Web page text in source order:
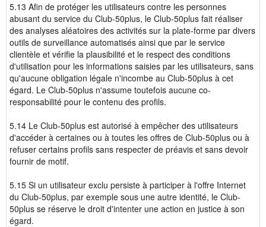
5.13 Afin de protéger les utilisateurs contre les personnes
abusant du service du Club-50plus, le Club-50plus fait réaliser
des analyses aléatoires des activités sur la plate-forme par divers
outils de surveillance automatisés ainsi que par le service
clientèle et vérifie la plausibilité et le respect des conditions
d'utilisation pour les informations saisies par les utilisateurs, sans
qu'aucune obligation légale n'incombe au Club-50plus à cet
égard. Le Club-50plus n'assume toutefois aucune co-
responsabilité pour le contenu des profils.
5.14 Le Club-50plus est autorisé à empêcher des utilisateurs
d'accéder à certaines ou à toutes les offres de Club-50plus ou à
refuser certains profils sans respecter de préavis et sans devoir
fournir de motif.
5.15 Si un utilisateur exclu persiste à participer à l'offre Internet
du Club-50plus, par exemple sous une autre identité, le Club-
50plus se réserve le droit d'intenter une action en justice à son
égard.